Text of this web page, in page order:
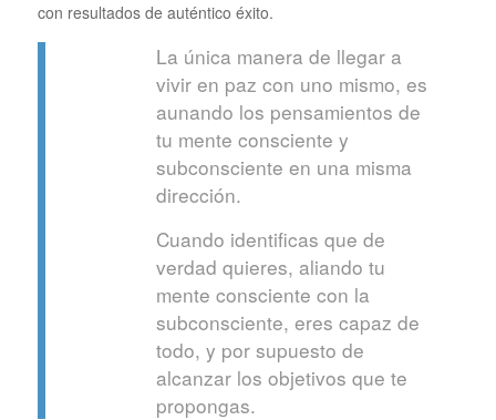
con resultados de auténtico éxito.
La única manera de llegar a
vivir en paz con uno mismo, es
aunando los pensamientos de
tu mente consciente y
subconsciente en una misma
dirección.
Cuando identificas que de
verdad quieres, aliando tu
mente consciente con la
subconsciente, eres capaz de
todo, y por supuesto de
alcanzar los objetivos que te
propongas.